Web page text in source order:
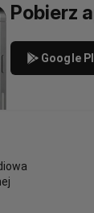
Pobierz
Google